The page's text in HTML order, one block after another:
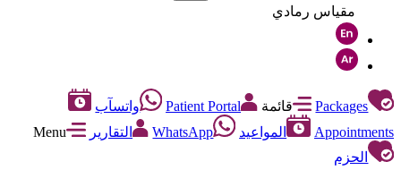
مقياس رمادي
Packages قائمة Patient Portal
واتسآب
Appointments
المواعيد WhatsApp التقارير
Menu
الحزم